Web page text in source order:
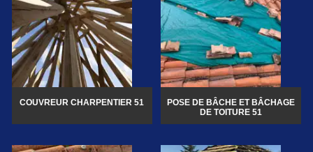
COUVREUR CHARPENTIER 51
POSE DE BÂCHE ET BÂCHAGE
DE TOITURE 51